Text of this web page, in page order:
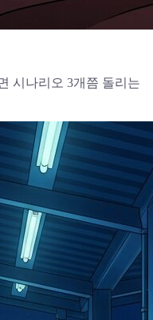
시나리오 3개쯤 돌리는